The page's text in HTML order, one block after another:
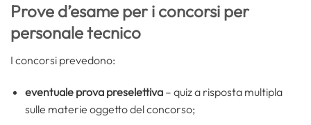
Prove d’esame per i concorsi per
personale tecnico
I concorsi prevedono:
eventuale prova preselettiva– quiz a risposta multipla
sulle materie oggetto del concorso;